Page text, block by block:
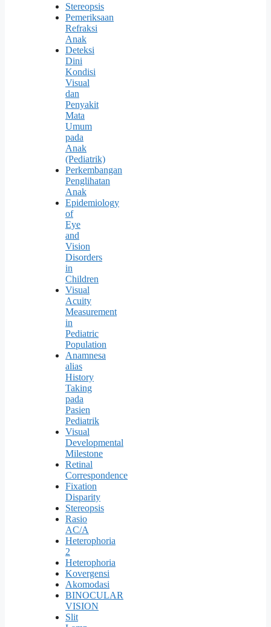
Stereopsis
Pemeriksaan
Refraksi
Anak
Deteksi
Dini
Kondisi
Visual
dan
Penyakit
Mata
Umum
pada
Anak
(Pediatrik)
Perkembangan
Penglihatan
Anak
Epidemiology
of
Eye
and
Vision
Disorders
in
Children
Visual
Acuity
Measurement
in
Pediatric
Population
Anamnesa
alias
History
Taking
pada
Pasien
Pediatrik
Visual
Developmental
Milestone
Retinal
Correspondence
Fixation
Disparity
Stereopsis
Rasio
AC/A
Heterophoria
2
Heterophoria
Kovergensi
Akomodasi
BINOCULAR
VISION
Slit